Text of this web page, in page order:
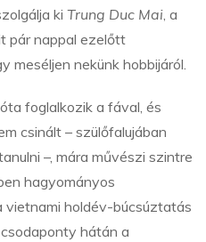
ki Trung Duc Mai, a
pár nappal ezelőtt
meséljen nekünk hobbijáról.
foglalkozik a fával, és
csinált – szülőfalujában
–, mára művészi szintre
hagyományos
holdév-búcsúztatás
hátán a